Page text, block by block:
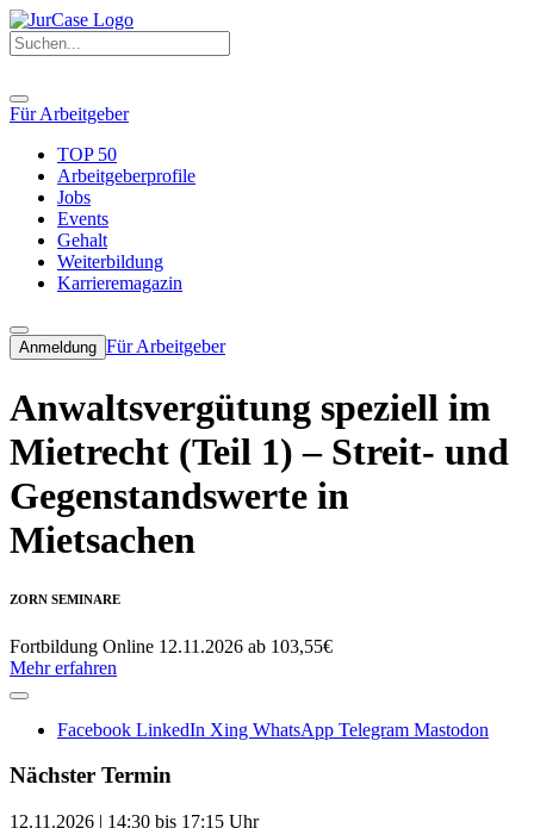
Für Arbeitgeber
TOP 50
Arbeitgeberprofile
Jobs
Events
Gehalt
Weiterbildung
Karrieremagazin
Anmeldung Für Arbeitgeber
Anwaltsvergütung speziell im
Mietrecht (Teil 1) – Streit- und
Gegenstandswerte in
Mietsachen
ZORN SEMINARE
Fortbildung Online 12.11.2026 ab 103,55€
Mehr erfahren
Facebook LinkedIn Xing WhatsApp Telegram Mastodon
Nächster Termin
12.11.2026 | 14:30 bis 17:15 Uhr